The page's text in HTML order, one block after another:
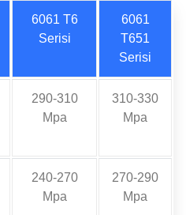
6061 T6
Serisi
6061
T651
Serisi
290-310
Mpa
310-330
Mpa
240-270
Mpa
270-290
Mpa